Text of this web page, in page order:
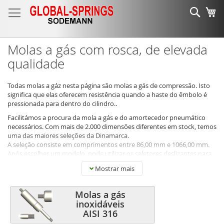
para
Molas a gás com rosca, de elevada
qualidade
Todas molas a gáz nesta página são molas a gás de compressão. Isto
significa que elas oferecem resistência quando a haste do êmbolo é
pressionada para dentro do cilindro..
Facilitámos a procura da mola a gás e do amortecedor pneumático
necessários. Com mais de 2.000 dimensões diferentes em stock, temos
uma das maiores seleções da Dinamarca.
A seleção consiste em comprimentos entre 86,00 mm e 1066,00 mm.
Após escolher um modelo, pode utilizar os seletores deslizantes para
limitar a sua procura às dimensões corretas.
Nesta página, é possível escolher entre dois tipos de material: Aço
pintado preto simples e aço inoxidável. Os modelos em aço pintado
preto não têm proteção antiferrugem, no entanto, a haste do êmbolo
é nitretada e o cilindro é pintado a preto, o que oferece proteção
moderada. Para utilização em ambientes húmidos, recomendamos os
modelos de aço inoxidável. Também é possível escolher entre
Mostrar mais
Molas a gás
inoxidáveis
AISI 316